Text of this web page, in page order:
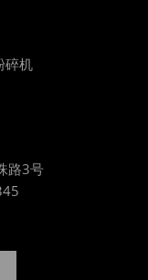
碎机
路3号